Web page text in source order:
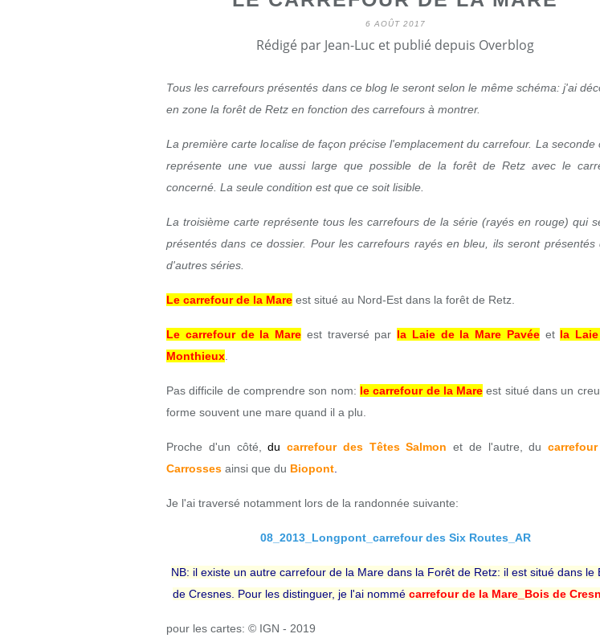
6 AOÛT 2017
Rédigé par Jean-Luc et publié depuis Overblog
Tous les carrefours présentés dans ce blog le seront selon le même schéma: j'ai
en zone la forêt de Retz en fonction des carrefours à montrer.
La première carte localise de façon précise l'emplacement du carrefour. La seconde
représente une vue aussi large que possible de la forêt de Retz avec le
concerné. La seule condition est que ce soit lisible.
La troisième carte représente tous les carrefours de la série (rayés en rouge) qui
présentés dans ce dossier. Pour les carrefours rayés en bleu, ils seront présentés
d'autres séries.
Le carrefour de la Mare est situé au Nord-Est dans la forêt de Retz.
Le carrefour de la Mare est traversé par la Laie de la Mare Pavéeet la
Monthieux
Pas difficile de comprendre son nom: le carrefour de la Mare est situé dans un
forme souvent une mare quand il a plu.
Proche d'un côté,du carrefour des Têtes Salmon et de l'autre, du
Carrosses ainsi que du Biopont
Je l'ai traversé notamment lors de la randonnée suivante:
08_2013_Longpont_carrefour des Six Routes_AR
NB: il existe un autre carrefour de la Mare dans la Forêt de Retz: il est situé dans le
de Cresnes. Pour les distinguer, je l'ai nommé carrefour de la Mare_Bois de
pour les cartes: © IGN - 2019